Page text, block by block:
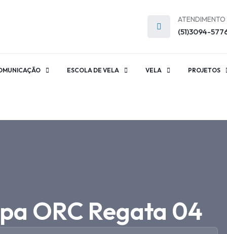
ATENDIMENTO
(51)3094-
ESCOLA DE VELA VELA PROJETOS
ORC Regata 04